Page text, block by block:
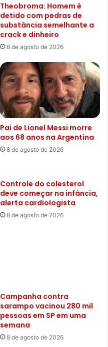
Theobroma: Homem é
detido com pedras de
substância semelhante a
crack e dinheiro
8 de agosto de 2026
Pai de Lionel Messi morre
aos 68 anos na Argentina
8 de agosto de 2026
Controle do colesterol
deve começar na infância,
alerta cardiologista
8 de agosto de 2026
Campanha contra
sarampo vacinou 280 mil
pessoas em SP em uma
semana
8 de agosto de 2026